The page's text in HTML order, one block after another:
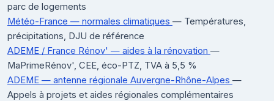
parc de logements
Météo-France — normales climatiques — Températures,
précipitations, DJU de référence
ADEME / France Rénov' — aides à la rénovation —
MaPrimeRénov', CEE, éco-PTZ, TVA à 5,5 %
ADEME — antenne régionale Auvergne-Rhône-Alpes —
Appels à projets et aides régionales complémentaires